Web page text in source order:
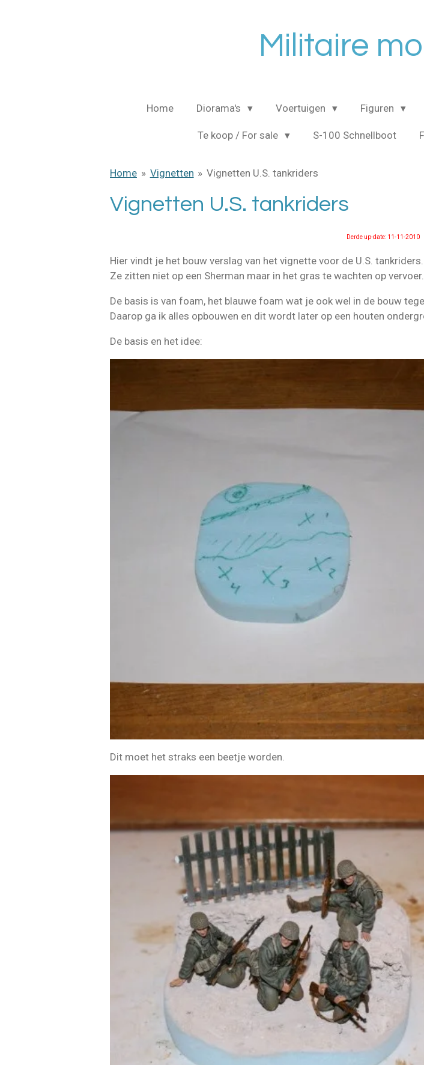
Militaire
Home Diorama's Voertuigen Figuren
Te koop / For sale S-100 Schnellboot
Home » Vignetten » Vignetten U.S. tankriders
Vignetten U.S. tankriders
Derde up-date: 11-11-2010
Hier vindt je het bouw verslag van het vignette voor de U.S. tankriders.
Ze zitten niet op een Sherman maar in het gras te wachten op
De basis is van foam, het blauwe foam wat je ook wel in de bouw
Daarop ga ik alles opbouwen en dit wordt later op een houten
De basis en het idee:
Dit moet het straks een beetje worden.